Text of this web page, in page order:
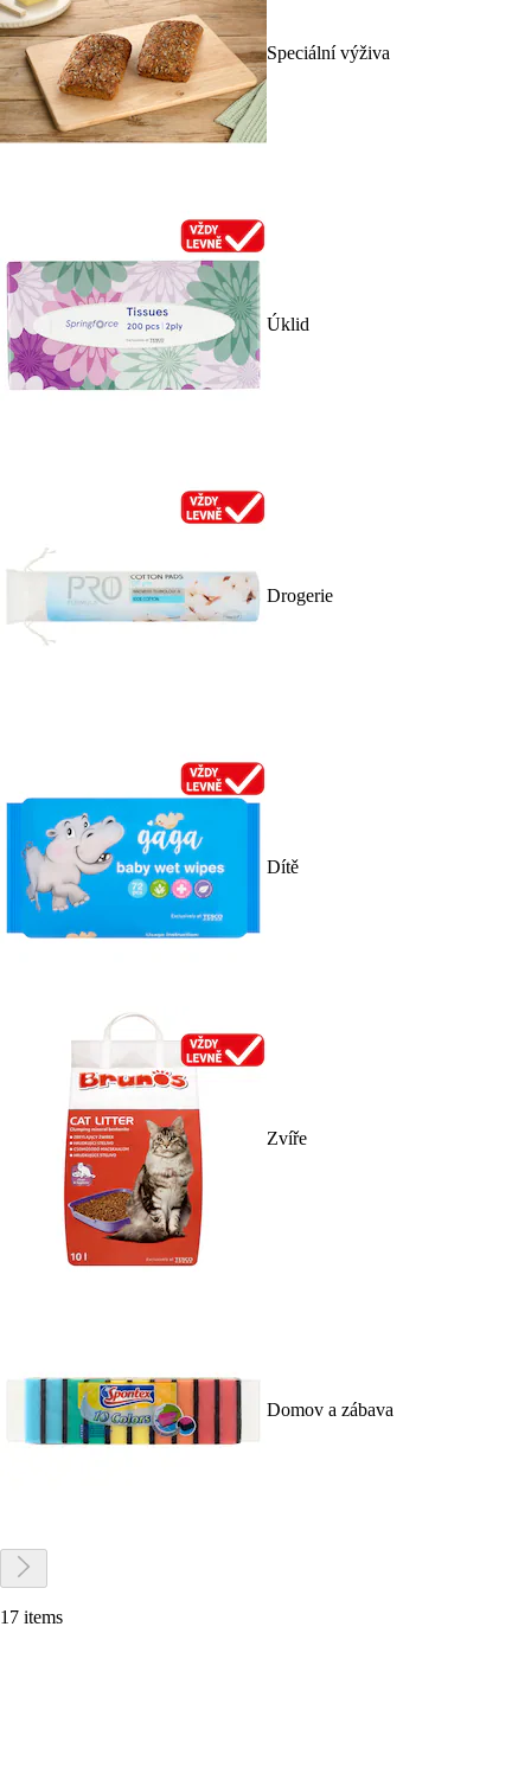
Speciální výživa
Úklid
Drogerie
Dítě
Zvíře
Domov a zábava
17 items